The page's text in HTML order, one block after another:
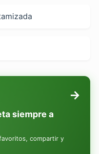
siempre a
compartir y
→